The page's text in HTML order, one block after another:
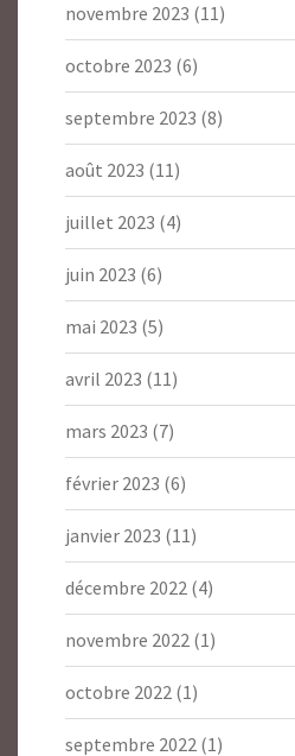
novembre 2023 (11)
octobre 2023 (6)
septembre 2023 (8)
août 2023 (11)
juillet 2023 (4)
juin 2023 (6)
mai 2023 (5)
avril 2023 (11)
mars 2023 (7)
février 2023 (6)
janvier 2023 (11)
décembre 2022 (4)
novembre 2022 (1)
octobre 2022 (1)
septembre 2022 (1)